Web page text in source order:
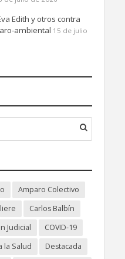
Edith y otros contra
ambiental 15 de julio
Amparo Colectivo
Carlos Balbín
Judicial
COVID-19
la Salud
Destacada